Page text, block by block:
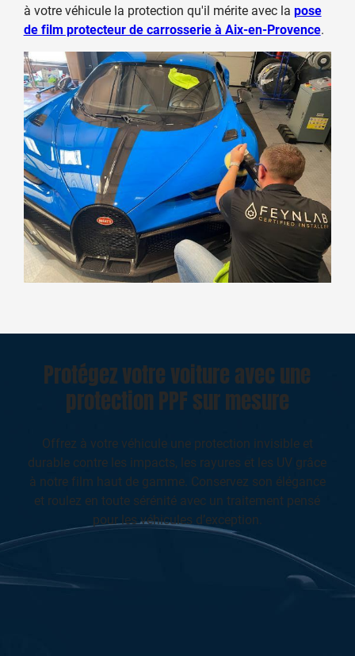
à votre véhicule la protection qu'il mérite avec la pose
de film protecteur de carrosserie à Aix-en-Provence.
Protégez votre voiture avec une
protection PPF sur mesure
Offrez à votre véhicule une protection invisible et
durable contre les impacts, les rayures et les UV grâce
à notre film haut de gamme. Conservez son élégance
et roulez en toute sérénité avec un traitement pensé
pour les véhicules d’exception.